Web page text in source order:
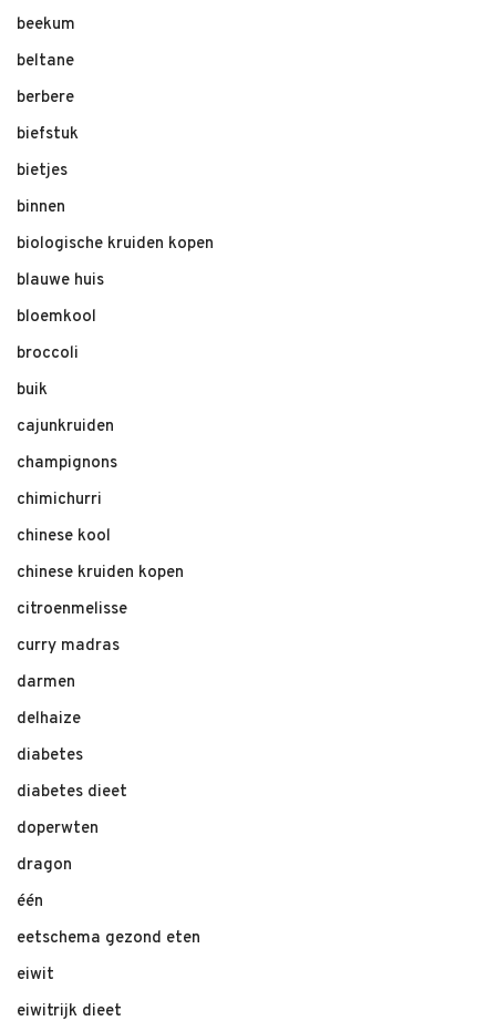
beekum
beltane
berbere
biefstuk
bietjes
binnen
biologische kruiden kopen
blauwe huis
bloemkool
broccoli
buik
cajunkruiden
champignons
chimichurri
chinese kool
chinese kruiden kopen
citroenmelisse
curry madras
darmen
delhaize
diabetes
diabetes dieet
doperwten
dragon
één
eetschema gezond eten
eiwit
eiwitrijk dieet